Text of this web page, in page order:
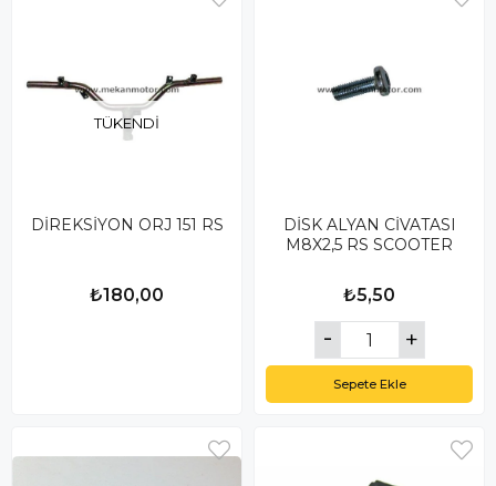
TÜKENDI
DİREKSİYON ORJ 151 RS
₺180,00
DİSK ALYAN CİVATASI
M8X2,5 RS SCOOTER
₺5,50
Sepete Ekle